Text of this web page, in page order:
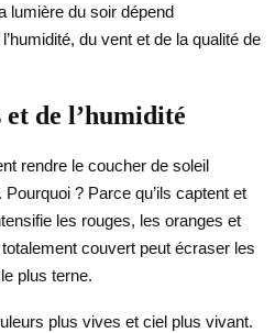
lumière du soir dépend
du vent et de la qualité de
et de l’humidité
rendre le coucher de soleil
? Parce qu’ils captent et
les rouges, les oranges et
couvert peut écraser les
plus terne.
plus vives et ciel plus vivant.